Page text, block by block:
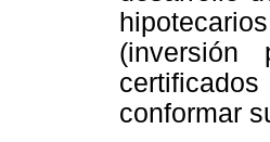
conformar